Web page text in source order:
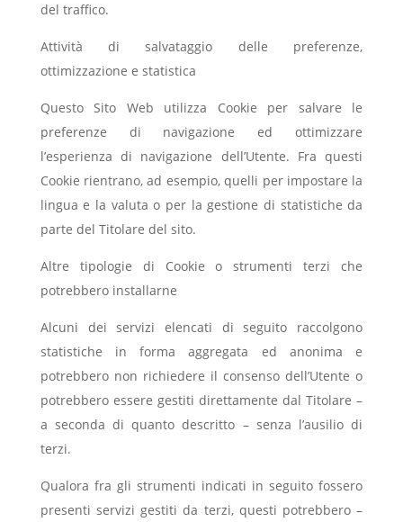
del traffico.
Attività di salvataggio delle preferenze,
ottimizzazione e statistica
Questo Sito Web utilizza Cookie per salvare le
preferenze di navigazione ed ottimizzare
l’esperienza di navigazione dell’Utente. Fra questi
Cookie rientrano, ad esempio, quelli per impostare la
lingua e la valuta o per la gestione di statistiche da
parte del Titolare del sito.
Altre tipologie di Cookie o strumenti terzi che
potrebbero installarne
Alcuni dei servizi elencati di seguito raccolgono
statistiche in forma aggregata ed anonima e
potrebbero non richiedere il consenso dell’Utente o
potrebbero essere gestiti direttamente dal Titolare –
a seconda di quanto descritto – senza l’ausilio di
terzi.
Qualora fra gli strumenti indicati in seguito fossero
presenti servizi gestiti da terzi, questi potrebbero –